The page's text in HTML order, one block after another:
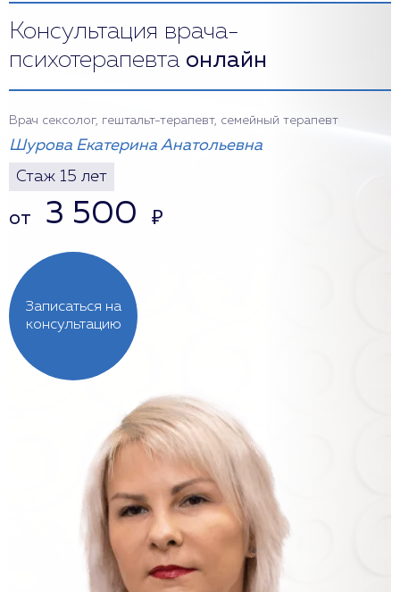
Консультация врача-
психотерапевта онлайн
Записаться на
консультацию
Врач сексолог, гештальт-терапевт, семейный терапевт
Шурова Екатерина Анатольевна
Стаж 15 лет
от 3 500 ₽